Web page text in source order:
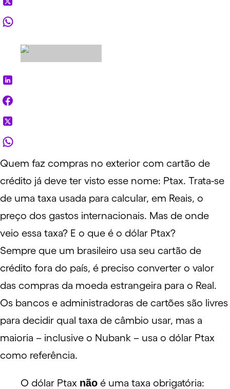
Quem faz compras no exterior com cartão de
crédito já deve ter visto esse nome: Ptax. Trata-se
de uma taxa usada para calcular, em Reais, o
preço dos gastos internacionais. Mas de onde
veio essa taxa? E o que é o dólar Ptax?
Sempre que um brasileiro usa seu cartão de
crédito fora do país, é preciso converter o valor
das compras da moeda estrangeira para o Real.
Os bancos e administradoras de cartões são livres
para decidir qual taxa de câmbio usar, mas a
maioria – inclusive o Nubank – usa o dólar Ptax
como referência.
O dólar Ptax não é uma taxa obrigatória: